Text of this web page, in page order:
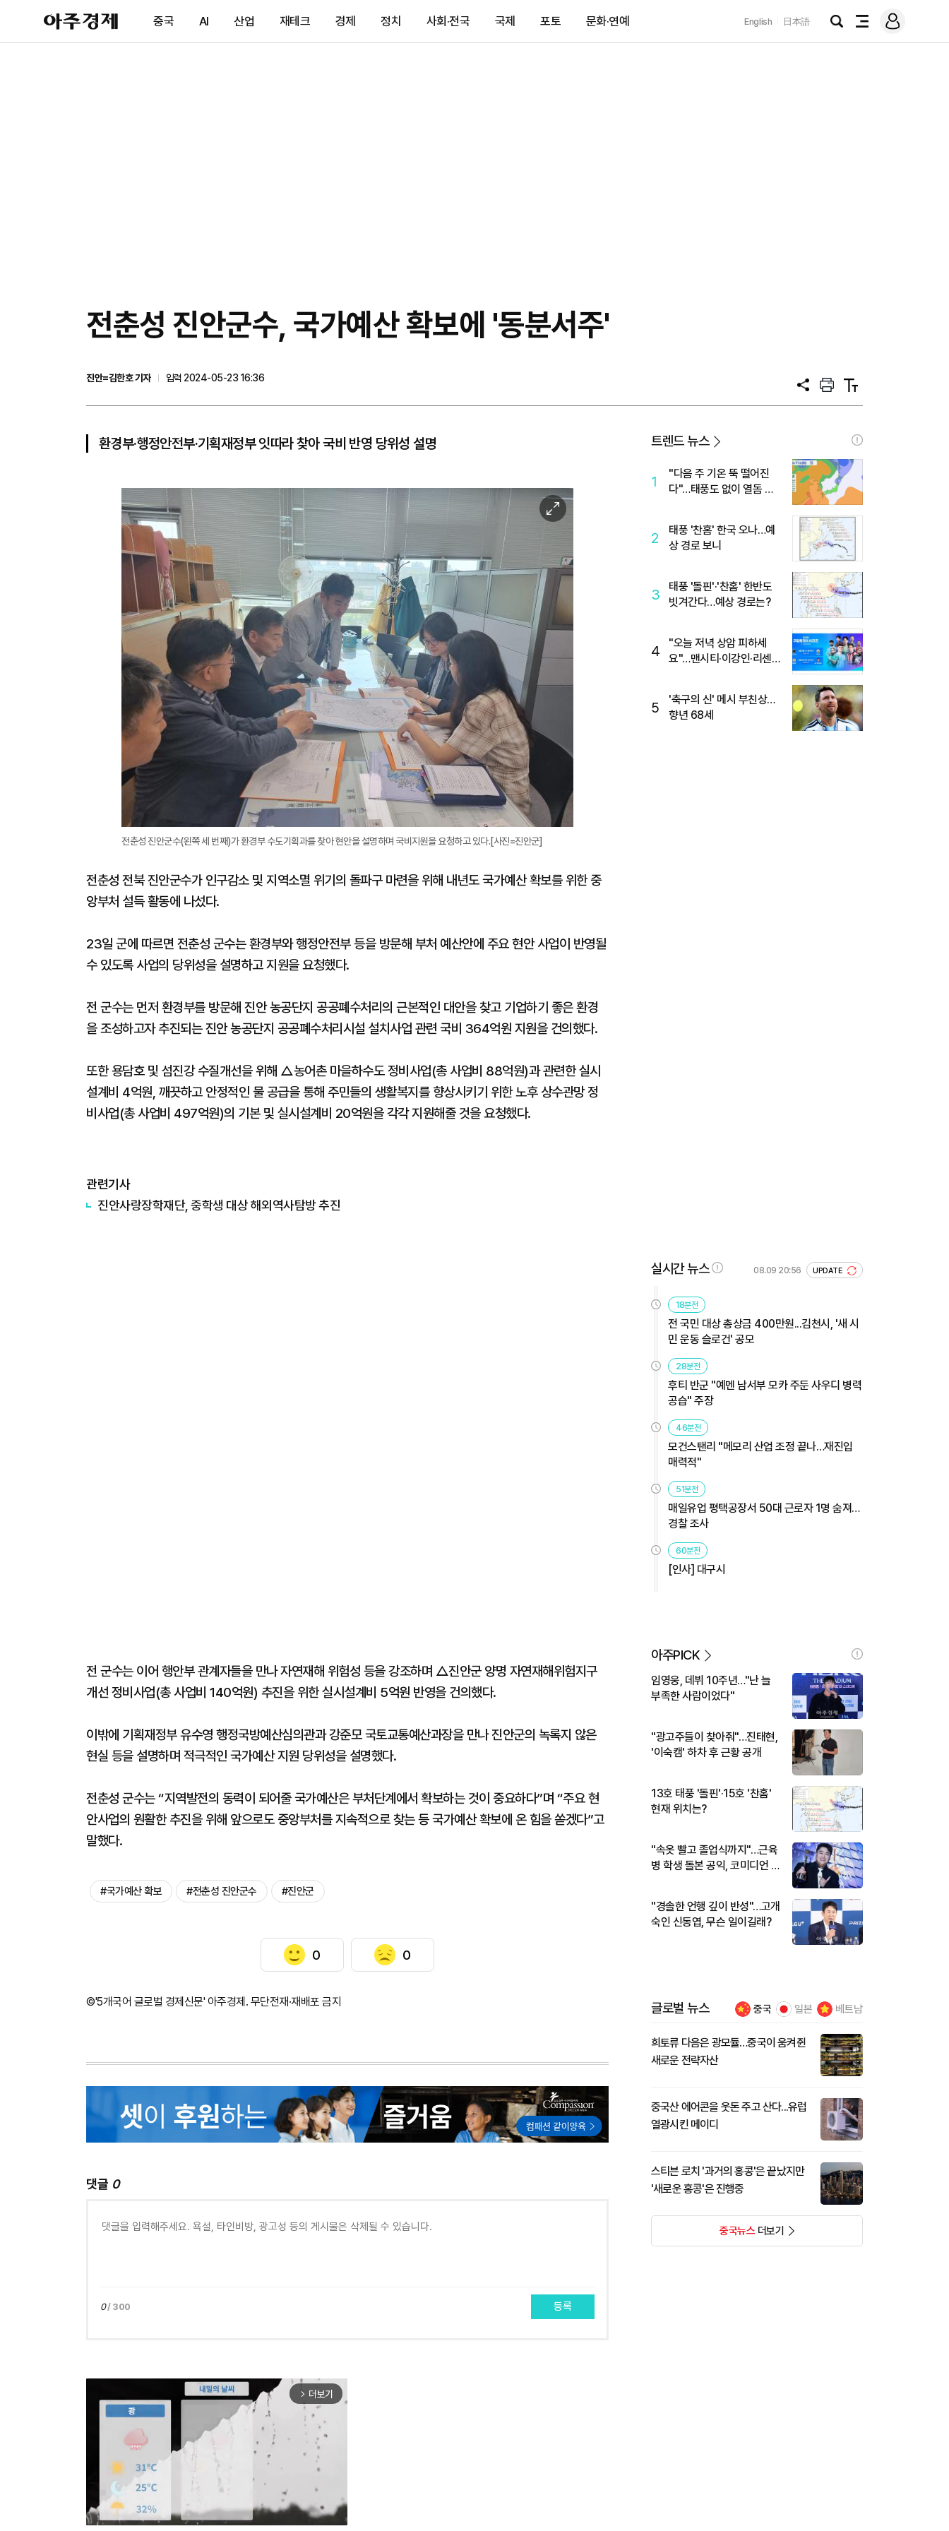
아
주
제
중국 AI 산업 재테크 경제 정치 사회·전국 국제 포토 문화·연예 English 日本語
검
전
메
그
전춘성 진안군수, 국가예산 확보에 '동분서주'
진안=김한호 기자
입력 2024-05-23 16:36
공
프
트
텍
트
환경부·행정안전부·기획재정부 잇따라 찾아 국비 반영 당위성 설명
이
미
확
대
전춘성 진안군수(왼쪽 세 번째)가 환경부 수도기획과를 찾아 현안을 설명하며 국비지원을 요청하고 있다.[사진=진안군]
전춘성 전북 진안군수가 인구감소 및 지역소멸 위기의 돌파구 마련을 위해 내년도 국가예산 확보를 위한 중
앙부처 설득 활동에 나섰다.
23일 군에 따르면 전춘성 군수는 환경부와 행정안전부 등을 방문해 부처 예산안에 주요 현안 사업이 반영될
수 있도록 사업의 당위성을 설명하고 지원을 요청했다.
전 군수는 먼저 환경부를 방문해 진안 농공단지 공공폐수처리의 근본적인 대안을 찾고 기업하기 좋은 환경
을 조성하고자 추진되는 진안 농공단지 공공폐수처리시설 설치사업 관련 국비 364억원 지원을 건의했다.
또한 용담호 및 섬진강 수질개선을 위해 △농어촌 마을하수도 정비사업(총 사업비 88억원)과 관련한 실시
설계비 4억원, 깨끗하고 안정적인 물 공급을 통해 주민들의 생활복지를 향상시키기 위한 노후 상수관망 정
비사업(총 사업비 497억원)의 기본 및 실시설계비 20억원을 각각 지원해줄 것을 요청했다.
관련기사
진안사랑장학재단, 중학생 대상 해외역사탐방 추진
전 군수는 이어 행안부 관계자들을 만나 자연재해 위험성 등을 강조하며 △진안군 양명 자연재해위험지구
개선 정비사업(총 사업비 140억원) 추진을 위한 실시설계비 5억원 반영을 건의했다.
이밖에 기획재정부 유수영 행정국방예산심의관과 강준모 국토교통예산과장을 만나 진안군의 녹록지 않은
현실 등을 설명하며 적극적인 국가예산 지원 당위성을 설명했다.
전춘성 군수는 “지역발전의 동력이 되어줄 국가예산은 부처단계에서 확보하는 것이 중요하다”며 “주요 현
안사업의 원활한 추진을 위해 앞으로도 중앙부처를 지속적으로 찾는 등 국가예산 확보에 온 힘을 쏟겠다”고
말했다.
#국가예산 확보 #전춘성 진안군수 #진안군
0 0
©'5개국어 글로벌 경제신문' 아주경제. 무단전재·재배포 금지
댓글 0
0/ 300 등록
arrow_forward_ios 더보기
트렌드 뉴스
1
"다음 주 기온 뚝 떨어진
다"…태풍도 없이 열돔 박
2
태풍 '찬홈' 한국 오나…예
상 경로 보니
3
태풍 '돌핀'·'찬홈' 한반도
빗겨간다…예상 경로는?
4
"오늘 저녁 상암 피하세
요"…맨시티·이강인·리센느
5
'축구의 신' 메시 부친상…
향년 68세
실시간 뉴스 08.09 20:56 UPDATE
18분전
전 국민 대상 총상금 400만원...김천시, '새 시
민 운동 슬로건' 공모
28분전
후티 반군 "예멘 남서부 모카 주둔 사우디 병력
공습" 주장
46분전
모건스탠리 "메모리 산업 조정 끝나…재진입
매력적"
51분전
매일유업 평택공장서 50대 근로자 1명 숨져…
경찰 조사
60분전
[인사] 대구시
아주PICK
임영웅, 데뷔 10주년…"난 늘
부족한 사람이었다"
"광고주들이 찾아줘"…진태현,
'이숙캠' 하차 후 근황 공개
13호 태풍 '돌핀'·15호 '찬홈'
현재 위치는?
"속옷 빨고 졸업식까지"…근육
병 학생 돌본 공익, 코미디언 김
"경솔한 언행 깊이 반성"…고개
숙인 신동엽, 무슨 일이길래?
글로벌 뉴스 중국 일본 베트남
희토류 다음은 광모듈…중국이 움켜쥔
새로운 전략자산
중국산 에어콘을 웃돈 주고 산다...유럽
열광시킨 메이디
스티븐 로치 '과거의 홍콩'은 끝났지만
'새로운 홍콩'은 진행중
중국뉴스더보기